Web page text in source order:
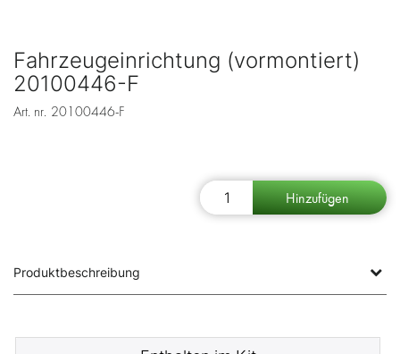
Fahrzeugeinrichtung (vormontiert)
20100446-F
Art. nr. 20100446-F
Produktbeschreibung